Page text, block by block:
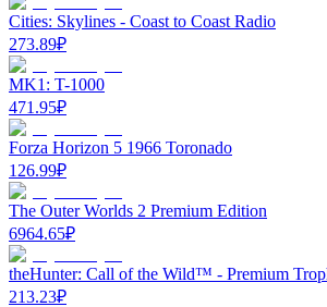
Cities: Skylines - Coast to Coast Radio
273.89₽
MK1: T-1000
471.95₽
Forza Horizon 5 1966 Toronado
126.99₽
The Outer Worlds 2 Premium Edition
6964.65₽
theHunter: Call of the Wild™ - Premium
213.23₽